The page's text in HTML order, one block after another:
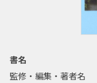
書名
監修・編集・著者名